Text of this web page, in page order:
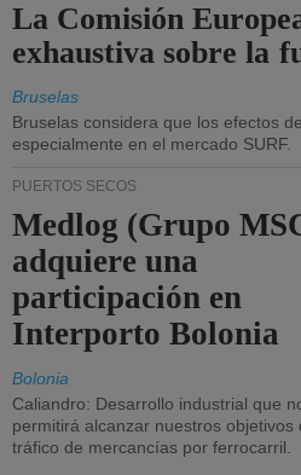
La Comisión
exhaustiva sobre la
Bruselas
Bruselas considera que los efectos
especialmente en el mercado SURF.
PUERTOS SECOS
Medlog (Grupo
adquiere una
participación en
Interporto Bolonia
Bolonia
Caliandro: Desarrollo industrial que
permitirá alcanzar nuestros objetivos
tráfico de mercancías por ferrocarril.